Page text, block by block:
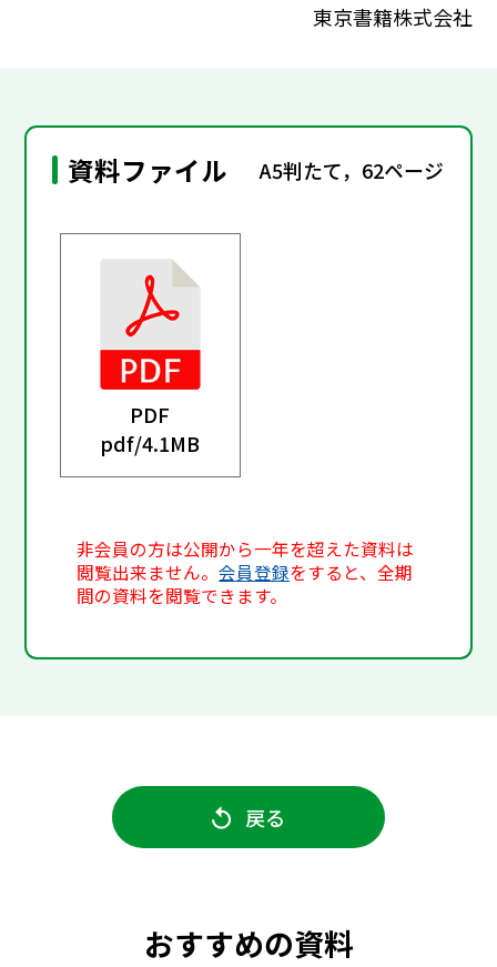
東京書籍株式会社
資料ファイル A5判たて，62ページ
PDF
pdf/4.1MB
非会員の方は公開から一年を超えた資料は
閲覧出来ません。会員登録をすると、全期
間の資料を閲覧できます。
戻る
おすすめの資料